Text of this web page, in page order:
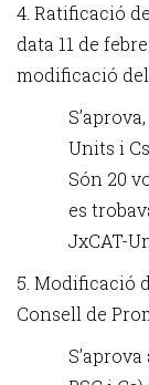
4. Ratificació
data 11 de
modificació
Units i
Són 20
es
JxCAT-
5. Modificació
Consell de